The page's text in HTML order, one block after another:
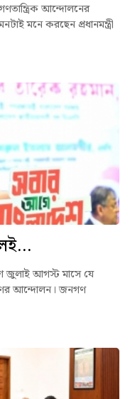
আন্দোলনের
মনে করছেন প্রধানমন্ত্রী
জুলাই আগস্ট মাসে যে
আন্দোলন। জনগণ